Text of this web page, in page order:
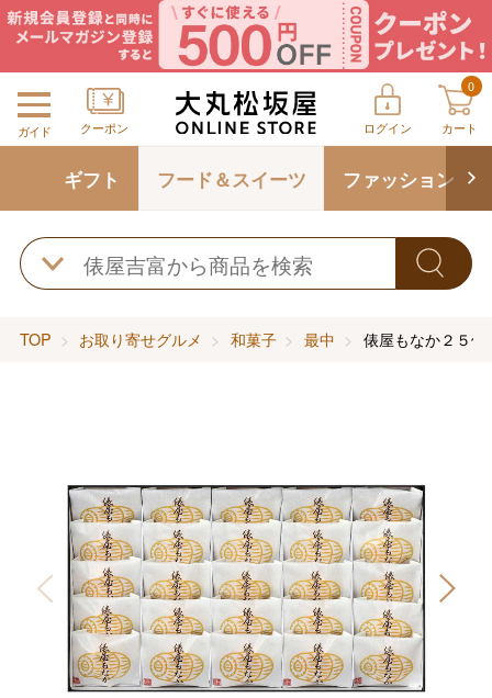
ガイド クーポン ログイン
0
カート
ギフト フード＆スイーツ ファッション
TOP お取り寄せグルメ 和菓子 最中 俵屋もなか２５個